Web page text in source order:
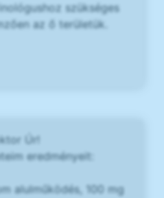
szükséges
az ő területük.
Úr!
eredményeit:
alulműködés, 100 mg